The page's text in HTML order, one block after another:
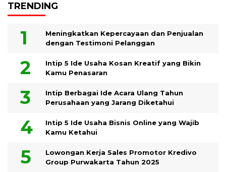
TRENDING
Meningkatkan Kepercayaan dan Penjualan
dengan Testimoni Pelanggan
Intip 5 Ide Usaha Kosan Kreatif yang Bikin
Kamu Penasaran
Intip Berbagai Ide Acara Ulang Tahun
Perusahaan yang Jarang Diketahui
Intip 5 Ide Usaha Bisnis Online yang Wajib
Kamu Ketahui
Lowongan Kerja Sales Promotor Kredivo
Group Purwakarta Tahun 2025